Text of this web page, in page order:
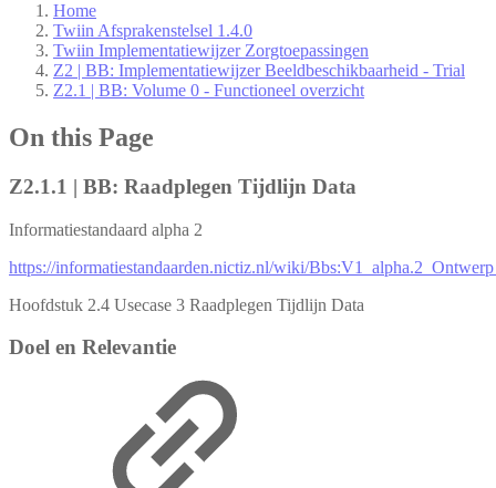
Home
Twiin Afsprakenstelsel 1.4.0
Twiin Implementatiewijzer Zorgtoepassingen
Z2 | BB: Implementatiewijzer Beeldbeschikbaarheid - Trial
Z2.1 | BB: Volume 0 - Functioneel overzicht
On this Page
Z2.1.1 | BB: Raadplegen Tijdlijn Data
Informatiestandaard alpha 2
https://informatiestandaarden.nictiz.nl/wiki/
Hoofdstuk 2.4 Usecase 3 Raadplegen Tijdlijn Data
Doel en Relevantie